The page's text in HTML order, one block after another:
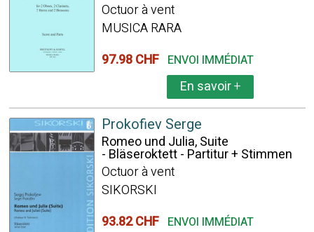
Octuor à vent
MUSICA RARA
97.98 CHF ENVOI IMMÉDIAT
En savoir+
Prokofiev Serge
Romeo und Julia, Suite
- Bläseroktett - Partitur + Stimmen
Octuor à vent
SIKORSKI
93.82 CHF ENVOI IMMÉDIAT